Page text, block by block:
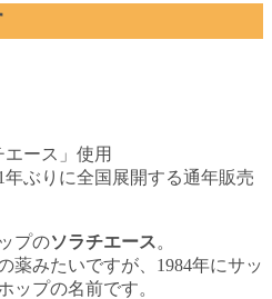
ース」使用
ぶりに全国展開する通年販売
プのソラチエース。
薬みたいですが、1984年にサッ
ップの名前です。